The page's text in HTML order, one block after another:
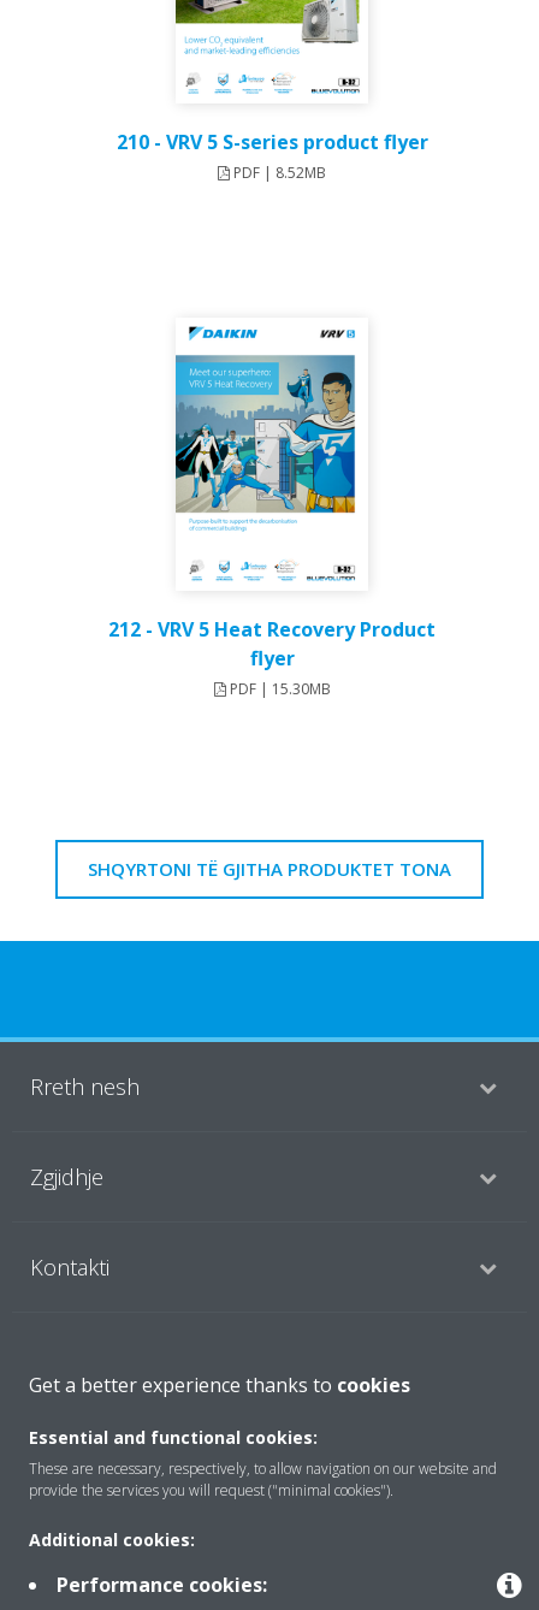
210 - VRV 5 S-series product flyer
PDF | 8.52MB
212 - VRV 5 Heat Recovery Product
flyer
PDF | 15.30MB
SHQYRTONI TË GJITHA PRODUKTET TONA
Rreth nesh
Zgjidhje
Kontakti
Politika e privatësisë së të dhënave
Etika Korporative
Get a better experience thanks to cookies
Essential and functional cookies:
These are necessary, respectively, to allow navigation on our website and
provide the services you will request ("minimal cookies").
Additional cookies:
Performance cookies: